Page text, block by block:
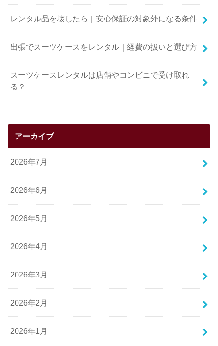
レンタル品を壊したら｜安心保証の対象外になる条件
出張でスーツケースをレンタル｜経費の扱いと選び方
スーツケースレンタルは店舗やコンビニで受け取れ
る？
アーカイブ
2026年7月
2026年6月
2026年5月
2026年4月
2026年3月
2026年2月
2026年1月